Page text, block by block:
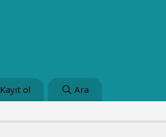
Kayıt ol Ara